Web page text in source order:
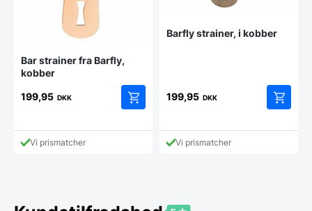
Bar strainer fra Barfly,
kobber
199,95 DKK
Vi prismatcher
Barfly strainer, i kobber
199,95 DKK
Vi prismatcher